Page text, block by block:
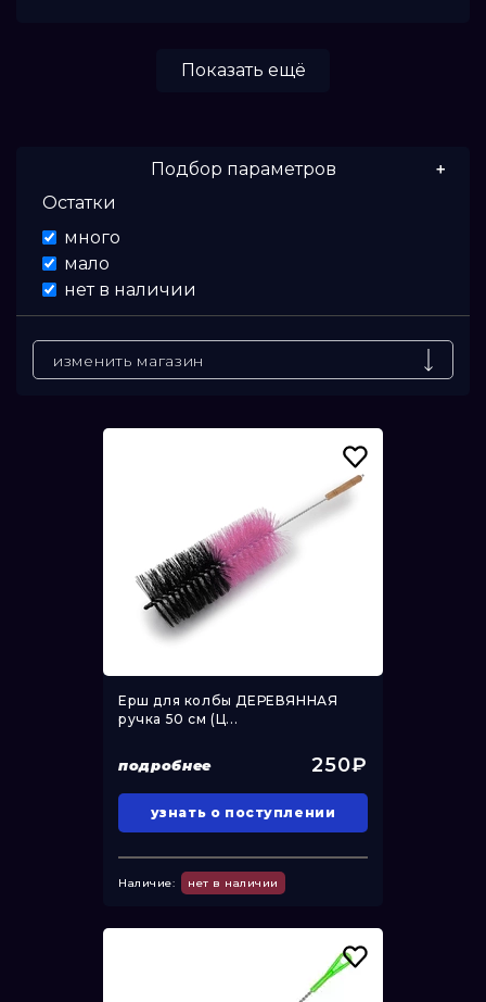
Показать ещё
Подбор параметров
Цена
От
До
Остатки
много
мало
нет в наличии
изменить магазин
Ерш для колбы ДЕРЕВЯННАЯ
ручка 50 см (Ц...
подробнее 250₽
узнать о поступлении
Наличие: нет в наличии